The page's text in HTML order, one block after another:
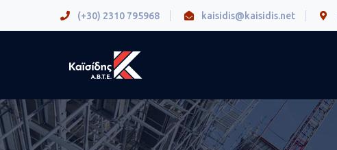
(+30) 2310 795968 kaisidis@kaisidis.net